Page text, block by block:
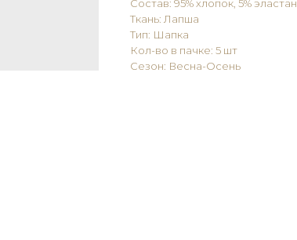
Состав: 95% хлопок, 5% эластан
Ткань: Лапша
Тип: Шапка
Кол-во в пачке: 5 шт
Сезон: Весна-Осень